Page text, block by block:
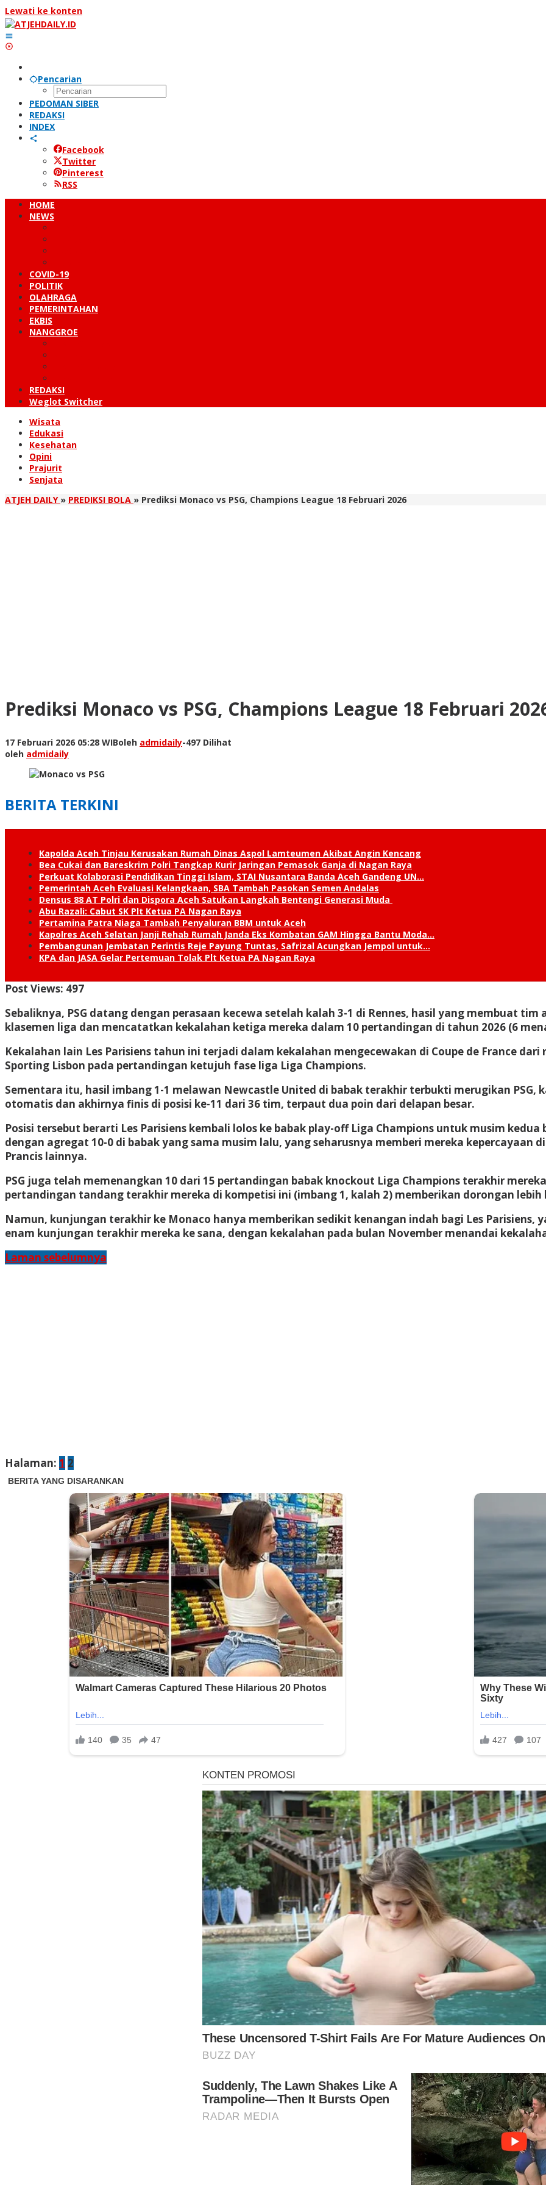
Lewati ke konten
Pencarian
PEDOMAN SIBER
REDAKSI
INDEX
Facebook
Twitter
Pinterest
RSS
HOME
NEWS
COVID-19
POLITIK
OLAHRAGA
PEMERINTAHAN
EKBIS
NANGGROE
REDAKSI
Weglot Switcher
Wisata
Edukasi
Kesehatan
Opini
Prajurit
Senjata
ATJEH DAILY » PREDIKSI BOLA » Prediksi Monaco vs PSG, Champions League 18 Februari 2026
Prediksi Monaco vs PSG, Champions League 18 Februari
17 Februari 2026 05:28 WIBoleh admidaily-497 Dilihat
oleh admidaily
BERITA TERKINI
Kapolda Aceh Tinjau Kerusakan Rumah Dinas Aspol Lamteumen Akibat Angin Kencang
Bea Cukai dan Bareskrim Polri Tangkap Kurir Jaringan Pemasok Ganja di Nagan Raya
Perkuat Kolaborasi Pendidikan Tinggi Islam, STAI Nusantara Banda Aceh Gandeng UN…
Pemerintah Aceh Evaluasi Kelangkaan, SBA Tambah Pasokan Semen Andalas
Densus 88 AT Polri dan Dispora Aceh Satukan Langkah Bentengi Generasi Muda
Abu Razali: Cabut SK Plt Ketua PA Nagan Raya
Pertamina Patra Niaga Tambah Penyaluran BBM untuk Aceh
Kapolres Aceh Selatan Janji Rehab Rumah Janda Eks Kombatan GAM Hingga Bantu Moda…
Pembangunan Jembatan Perintis Reje Payung Tuntas, Safrizal Acungkan Jempol untuk…
KPA dan JASA Gelar Pertemuan Tolak Plt Ketua PA Nagan Raya
Post Views: 497
Sebaliknya, PSG datang dengan perasaan kecewa setelah kalah 3-1 di Rennes, hasil yang membuat
klasemen liga dan mencatatkan kekalahan ketiga mereka dalam 10 pertandingan di tahun 2026 (6
Kekalahan lain Les Parisiens tahun ini terjadi dalam kekalahan mengecewakan di Coupe de France
Sporting Lisbon pada pertandingan ketujuh fase liga Liga Champions.
Sementara itu, hasil imbang 1-1 melawan Newcastle United di babak terakhir terbukti merugikan
otomatis dan akhirnya finis di posisi ke-11 dari 36 tim, terpaut dua poin dari delapan besar.
Posisi tersebut berarti Les Parisiens kembali lolos ke babak play-off Liga Champions untuk musim
dengan agregat 10-0 di babak yang sama musim lalu, yang seharusnya memberi mereka
Prancis lainnya.
PSG juga telah memenangkan 10 dari 15 pertandingan babak knockout Liga Champions terakhir
pertandingan tandang terakhir mereka di kompetisi ini (imbang 1, kalah 2) memberikan dorongan
Namun, kunjungan terakhir ke Monaco hanya memberikan sedikit kenangan indah bagi Les Parisiens,
enam kunjungan terakhir mereka ke sana, dengan kekalahan pada bulan November menandai
Laman sebelumnya
Halaman: 1 2